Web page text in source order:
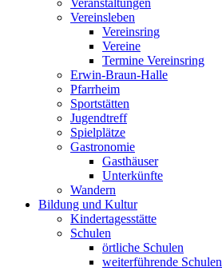
Veranstaltungen
Vereinsleben
Vereinsring
Vereine
Termine Vereinsring
Erwin-Braun-Halle
Pfarrheim
Sportstätten
Jugendtreff
Spielplätze
Gastronomie
Gasthäuser
Unterkünfte
Wandern
Bildung und Kultur
Kindertagesstätte
Schulen
örtliche Schulen
weiterführende Schulen